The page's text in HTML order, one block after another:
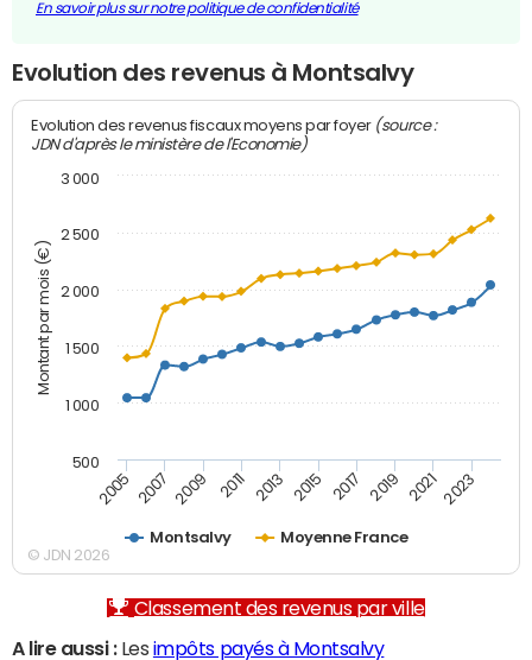
En savoir plus sur notre politique de confidentialité
Evolution des revenus à Montsalvy
Montant par mois (€)
Evolution des revenus fiscaux moyens par foyer (source :
JDN d'après le ministère de l'Economie)
Montsalvy Moyenne France
2005 2007 2009 2011 2013 2015 2017 2019 2021 2023
500
1 000
1 500
2 000
2 500
3 000
© JDN 2026
Classement des revenus par ville
A lire aussi :Les impôts payés à Montsalvy